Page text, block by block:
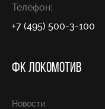
Телефон:
+7 (495) 500-3-100
ФК ЛОКОМОТИВ
Новости